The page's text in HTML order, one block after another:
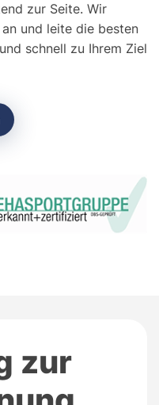
zur Seite. Wir
und leite die besten
schnell zu Ihrem Ziel
zur